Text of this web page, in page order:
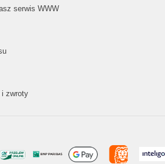
serwis WWW
i zwroty